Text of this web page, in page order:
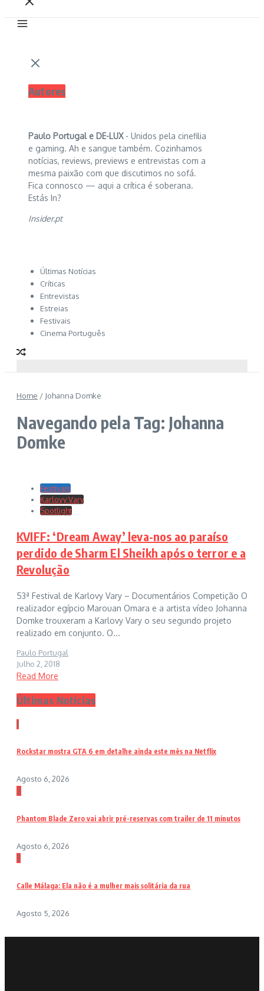
Autores
Paulo Portugal e DE-LUX - Unidos pela cinefilia
e gaming. Ah e sangue também. Cozinhamos
notícias, reviews, previews e entrevistas com a
mesma paixão com que discutimos no sofá.
Fica connosco — aqui a crítica é soberana.
Estás In?
Insider.pt
Últimas Notícias
Críticas
Entrevistas
Estreias
Festivais
Cinema Português
Home / Johanna Domke
Navegando pela Tag: Johanna
Domke
Festivais
Karlovy Vary
Spotlight
KVIFF: ‘Dream Away’ leva-nos ao paraíso
perdido de Sharm El Sheikh após o terror e a
Revolução
53ª Festival de Karlovy Vary – Documentários Competição O
realizador egípcio Marouan Omara e a artista vídeo Johanna
Domke trouxeram a Karlovy Vary o seu segundo projeto
realizado em conjunto. O...
Paulo Portugal
Julho 2, 2018
Read More
Últimas Notícias
1
Rockstar mostra GTA 6 em detalhe ainda este mês na Netflix
Agosto 6, 2026
2
Phantom Blade Zero vai abrir pré-reservas com trailer de 11 minutos
Agosto 6, 2026
3
Calle Málaga: Ela não é a mulher mais solitária da rua
Agosto 5, 2026